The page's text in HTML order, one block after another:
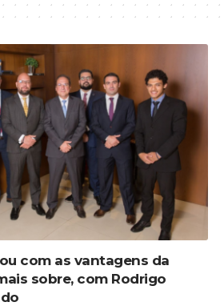
com as vantagens da
sobre, com Rodrigo